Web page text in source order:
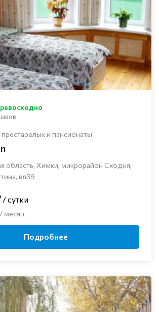
и пансионаты
область, Химки, микрорайон Сходня,
вл39
/ сутки
месяц
Подробнее